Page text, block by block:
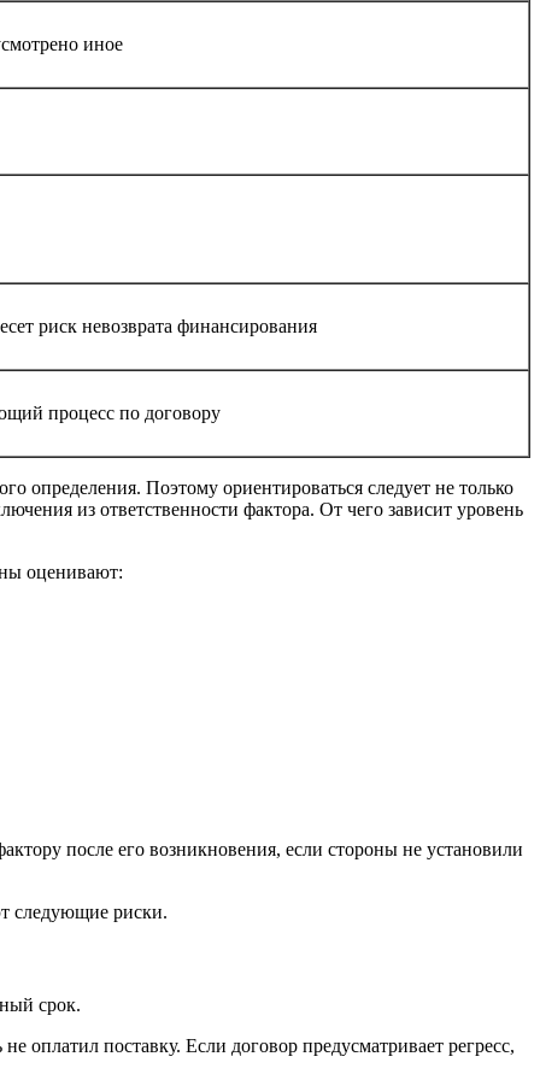
иное
риск невозврата финансирования
процесс по договору
определения. Поэтому ориентироваться следует не только
из ответственности фактора. От чего зависит уровень
оценивают:
после его возникновения, если стороны не установили
следующие риски.
срок.
оплатил поставку. Если договор предусматривает регресс,